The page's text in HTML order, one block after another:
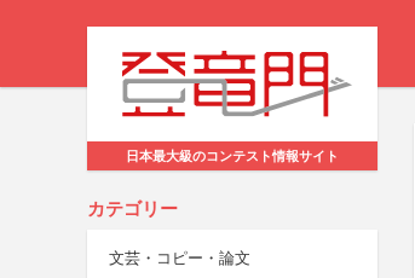
日本最大級のコンテスト情報サイト
カテゴリー
文芸・コピー・論文